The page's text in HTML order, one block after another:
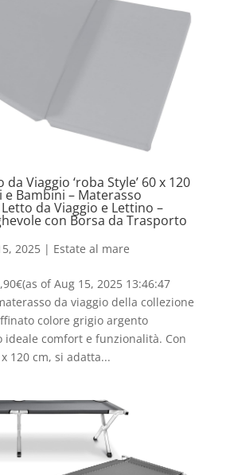
Viaggio ‘roba Style’ 60 x 120
Bambini – Materasso
da Viaggio e Lettino –
con Borsa da Trasporto
2025| Estate al mare
of Aug 15, 2025 13:46:47
da viaggio della collezione
colore grigio argento
ideale comfort e funzionalità. Con
120 cm, si adatta...